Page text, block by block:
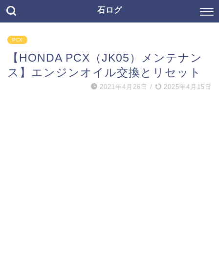
石ログ
PCX
【HONDA PCX（JK05）メンテナン
ス】エンジンオイル交換とリセット
2021年4月26日 / 2025年4月15日